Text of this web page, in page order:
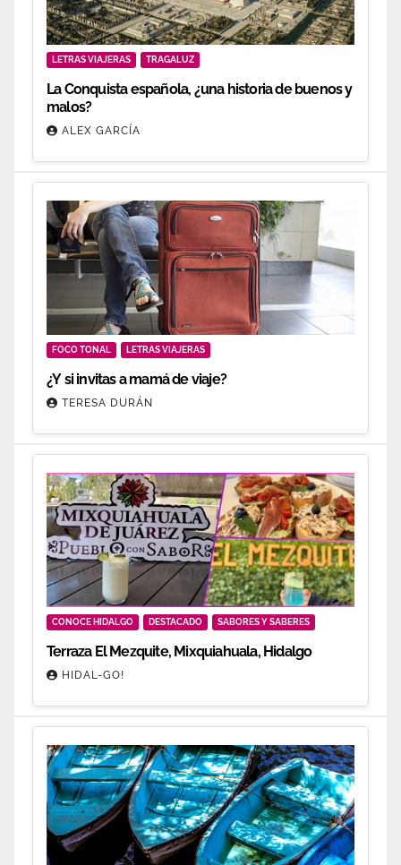
LETRAS VIAJERAS TRAGALUZ
La Conquista española, ¿una historia de buenos y
malos?
ALEX GARCÍA
FOCO TONAL LETRAS VIAJERAS
¿Y si invitas a mamá de viaje?
TERESA DURÁN
CONOCE HIDALGO DESTACADO SABORES Y SABERES
Terraza El Mezquite, Mixquiahuala, Hidalgo
HIDAL-GO!